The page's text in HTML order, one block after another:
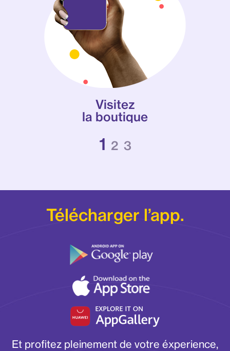
Visitez
la boutique
Télécharger l’app.
Et profitez pleinement de votre éxperience,